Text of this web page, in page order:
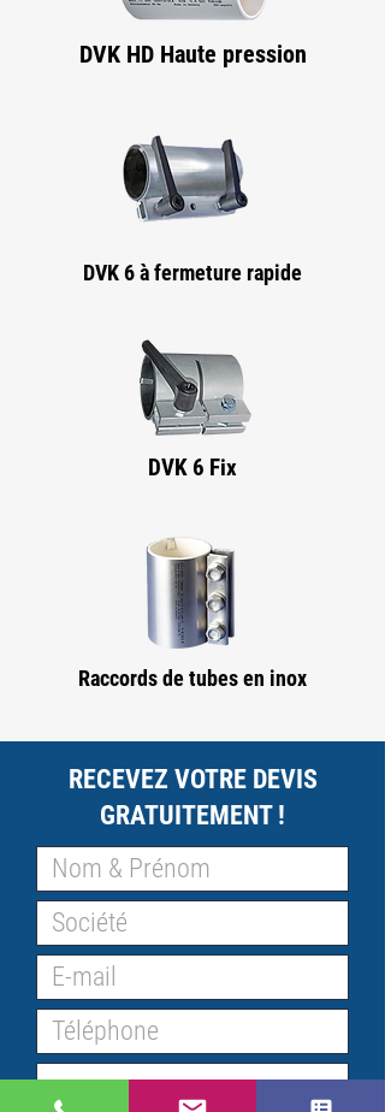
DVK HD Haute pression
DVK 6 à fermeture rapide
DVK 6 Fix
Raccords de tubes en inox
RECEVEZ VOTRE DEVIS
GRATUITEMENT !